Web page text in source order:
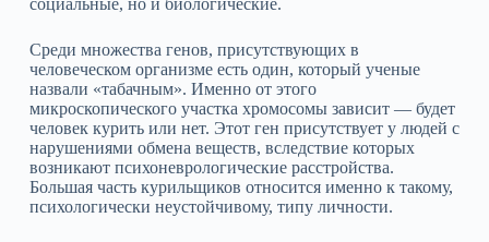
социальные, но и биологические.
Среди множества генов, присутствующих в
человеческом организме есть один, который ученые
назвали «табачным». Именно от этого
микроскопического участка хромосомы зависит — будет
человек курить или нет. Этот ген присутствует у людей с
нарушениями обмена веществ, вследствие которых
возникают психоневрологические расстройства.
Большая часть курильщиков относится именно к такому,
психологически неустойчивому, типу личности.